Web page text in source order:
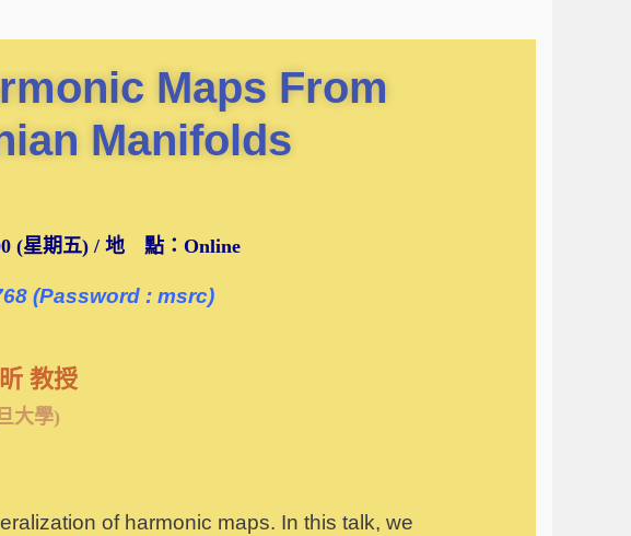
Maps From
Manifolds
(星期五) / 地 點： Online
(Password : msrc)
教授
大學)
of harmonic maps. In this talk, we